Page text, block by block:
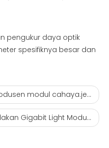
pengukur daya optik
spesifiknya besar dan
cahaya.jembatan produsen hgu onu
Module dan Magazine Module.onu xpon Factory